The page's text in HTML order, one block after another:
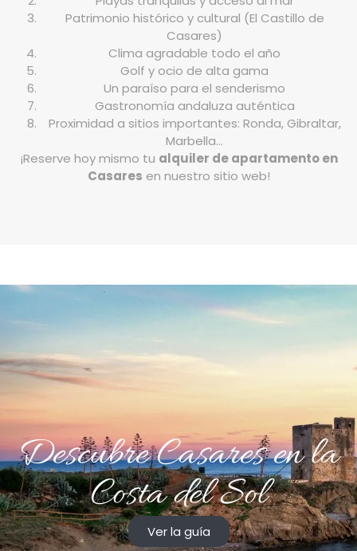
Patrimonio histórico y cultural (El Castillo de
Casares)
Clima agradable todo el año
Golf y ocio de alta gama
Un paraíso para el senderismo
Gastronomía andaluza auténtica
Proximidad a sitios importantes: Ronda, Gibraltar,
Marbella…
¡Reserve hoy mismo tu alquiler de apartamento en
Casares en nuestro sitio web!
Descubre Casares en la
Costa del Sol
Ver la guía